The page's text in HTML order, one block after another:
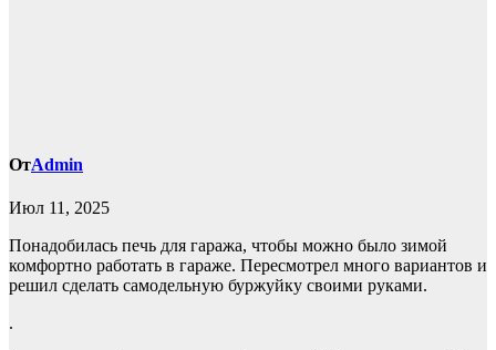
ОтAdmin
Июл 11, 2025
Понадобилась печь для гаража, чтобы можно было зимой
комфортно работать в гараже. Пересмотрел много вариантов и
решил сделать самодельную буржуйку своими руками.
.